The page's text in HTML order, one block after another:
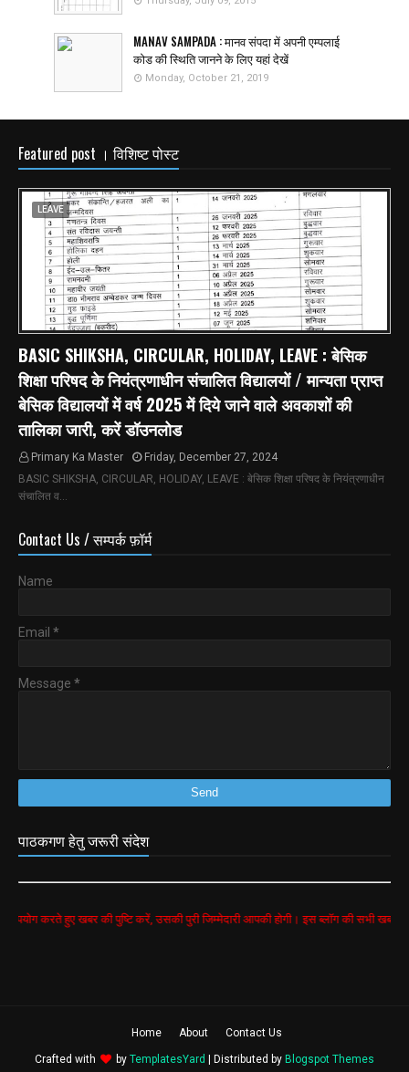
MANAV SAMPADA : मानव संपदा में अपनी एम्पलाई
कोड की स्थिति जानने के लिए यहां देखें
Monday, October 21, 2019
Featured post । विशिष्ट पोस्ट
LEAVE
BASIC SHIKSHA, CIRCULAR, HOLIDAY, LEAVE : बेसिक
शिक्षा परिषद के नियंत्रणाधीन संचालित विद्यालयों / मान्यता प्राप्त
बेसिक विद्यालयों में वर्ष 2025 में दिये जाने वाले अवकाशों की
तालिका जारी, करें डॉउनलोड
Primary Ka Master
Friday, December 27, 2024
BASIC SHIKSHA, CIRCULAR, HOLIDAY, LEAVE : बेसिक शिक्षा परिषद के नियंत्रणाधीन
संचालित व…
Contact Us / सम्पर्क फ़ॉर्म
Name
Email *
Message *
पाठकगण हेतु जरूरी संदेश
की पुष्टि करें, उसकी पुरी जिम्मेदारी आपकी होगी। इस ब्लॉग की सभी खबरें google
Home About Contact Us
Crafted with by TemplatesYard | Distributed by Blogspot Themes